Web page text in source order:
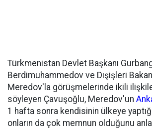
Türkmenistan Devlet Başkanı
Berdimuhammedov ve Dışişleri
Meredov'la görüşmelerinde ikili
söyleyen Çavuşoğlu, Meredov'un
1 hafta sonra kendisinin ülkeye
onların da çok memnun olduğunu